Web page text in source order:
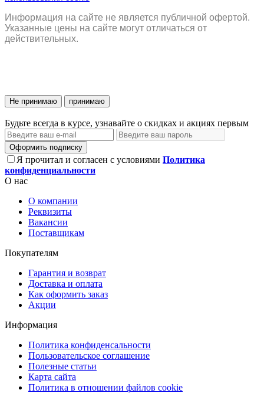
Информация на сайте не является публичной офертой.
Указанные цены на сайте могут отличаться от
действительных.
Не принимаю принимаю
Будьте всегда в курсе, узнавайте о скидках и акциях первым
Оформить подписку
Я прочитал и согласен с условиями Политика
конфиденциальности
О нас
О компании
Реквизиты
Вакансии
Поставщикам
Покупателям
Гарантия и возврат
Доставка и оплата
Как оформить заказ
Акции
Информация
Политика конфиденсальности
Пользовательское соглашение
Полезные статьи
Карта сайта
Политика в отношении файлов cookie